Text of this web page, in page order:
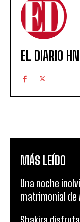
EL DIARIO HN
MÁS LEÍDO
Una noche
matrimonial de